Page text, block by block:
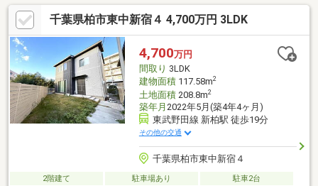
1100m/徒歩約14分■セブンイレブン麗澤大学前店 約864m/徒歩
約11分■マツモトキヨシ光ヶ丘店 約566m/徒歩約8分■業務スー
パー光ケ丘店 約553m/徒歩約8分■ビバホーム柏増尾台店 約
907m/徒歩約12分■榎本医院 約264m/徒歩約4分■酒井根ひがし保
育園 約440m/徒歩約6分
千葉県柏市東中新宿４ 4,700万円 3LDK
4,700万円
間取り 3LDK
建物面積117.58m2
土地面積208.8m2
築年月 2022年5月(築4年4ヶ月)
東武野田線 新柏駅 徒歩19分
その他の交通
千葉県柏市東中新宿４
2階建て 駐車場あり
駐車2台